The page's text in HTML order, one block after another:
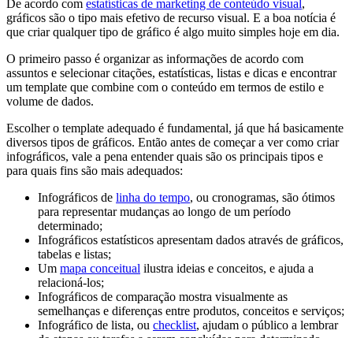
De acordo com estatísticas de marketing de conteúdo visual,
gráficos são o tipo mais efetivo de recurso visual. E a boa notícia é
que criar qualquer tipo de gráfico é algo muito simples hoje em dia.
O primeiro passo é organizar as informações de acordo com
assuntos e selecionar citações, estatísticas, listas e dicas e encontrar
um template que combine com o conteúdo em termos de estilo e
volume de dados.
Escolher o template adequado é fundamental, já que há basicamente
diversos tipos de gráficos. Então antes de começar a ver como criar
infográficos, vale a pena entender quais são os principais tipos e
para quais fins são mais adequados:
Infográficos de linha do tempo, ou cronogramas, são ótimos
para representar mudanças ao longo de um período
determinado;
Infográficos estatísticos apresentam dados através de gráficos,
tabelas e listas;
Um mapa conceitual ilustra ideias e conceitos, e ajuda a
relacioná-los;
Infográficos de comparação mostra visualmente as
semelhanças e diferenças entre produtos, conceitos e serviços;
Infográfico de lista, ou checklist, ajudam o público a lembrar